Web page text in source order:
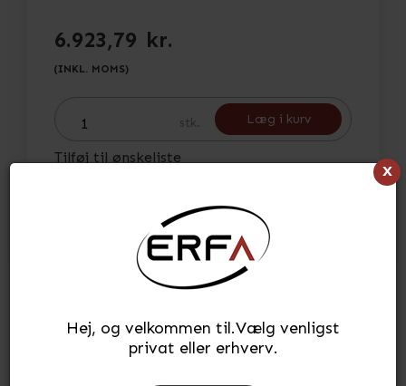
x
Hej, og velkommen til.Vælg venligst
privat eller erhverv.
6.923,79 kr.
(INKL. MOMS)
stk. Læg i kurv
Tilføj til ønskeliste
På lager
Tid for afsendelse:
ca. 3-5 hverdage
Andre købte også